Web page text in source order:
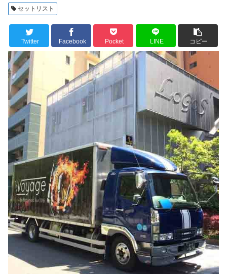
セットリスト
Twitter Facebook Pocket LINE コピー